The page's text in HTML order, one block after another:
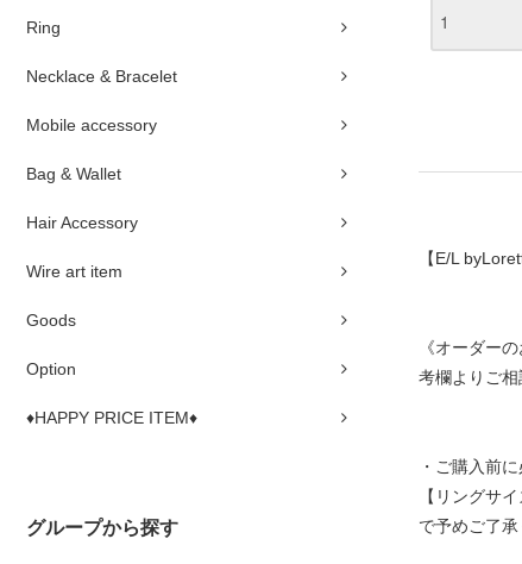
Ring
Necklace & Bracelet
Mobile accessory
Bag & Wallet
Hair Accessory
Wire art item
Goods
Option
♦HAPPY PRICE ITEM♦
グループから探す
【E/L
《オーダー
考欄よりご相
・ご購入前
【リングサ
で予めご了承